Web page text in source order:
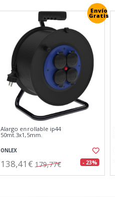
Envío
Gratis
Alargo enrollable ip44
50mt.3x1,5mm.
ONLEX
138,41€ 179,77€ - 23%